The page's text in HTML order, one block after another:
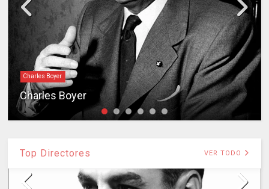
Charles Boyer
Charles Boyer
Top Directores VER TODO